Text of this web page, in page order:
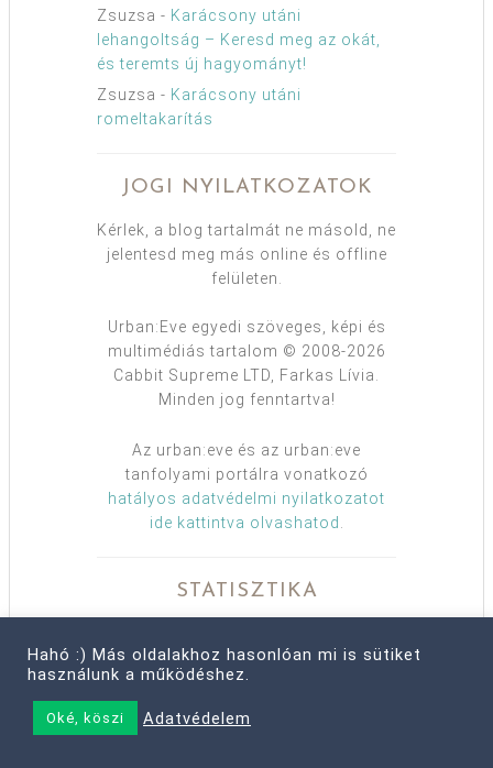
Zsuzsa - Karácsony utáni
lehangoltság – Keresd meg az okát,
és teremts új hagyományt!
Zsuzsa - Karácsony utáni
romeltakarítás
JOGI NYILATKOZATOK
Kérlek, a blog tartalmát ne másold, ne
jelentesd meg más online és offline
felületen.
Urban:Eve egyedi szöveges, képi és
multimédiás tartalom © 2008-2026
Cabbit Supreme LTD, Farkas Lívia.
Minden jog fenntartva!
Az urban:eve és az urban:eve
tanfolyami portálra vonatkozó
hatályos adatvédelmi nyilatkozatot
ide kattintva olvashatod
STATISZTIKA
Bejegyzések:3714
Hozzászólások:69012
Tanfolyamok:
Tanfolyamozók:5431
Hahó :) Más oldalakhoz hasonlóan mi is sütiket
használunk a működéshez.
Oké, köszi Adatvédelem